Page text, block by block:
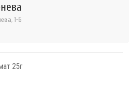
1-Б
25г